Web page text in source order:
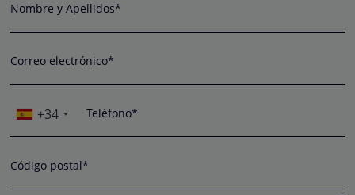
Nombre y Apellidos*
Correo electrónico*
+34 Teléfono*
Código postal*